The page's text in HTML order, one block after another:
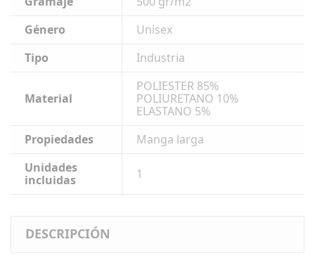
Género
Unisex
Tipo
Industria
Material
POLIESTER 85%
POLIURETANO 10%
ELASTANO 5%
Propiedades
Manga larga
Unidades
incluidas
1
DESCRIPCIÓN